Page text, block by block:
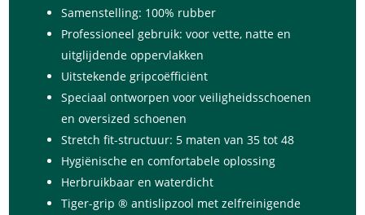
Samenstelling: 100% rubber
Professioneel gebruik: voor vette, natte en
uitglijdende oppervlakken
Uitstekende gripcoëfficiënt
Speciaal ontworpen voor veiligheidsschoenen
en oversized schoenen
Stretch fit-structuur: 5 maten van 35 tot 48
Hygiënische en comfortabele oplossing
Herbruikbaar en waterdicht
Tiger-grip ® antislipzool met zelfreinigende